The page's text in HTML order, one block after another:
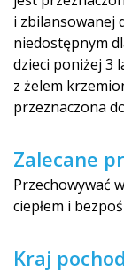
i zbilansowanej
niedostępnym
dzieci poniżej 3
z żelem
przeznaczona
Zalecane
Przechowywać
ciepłem i
Kraj